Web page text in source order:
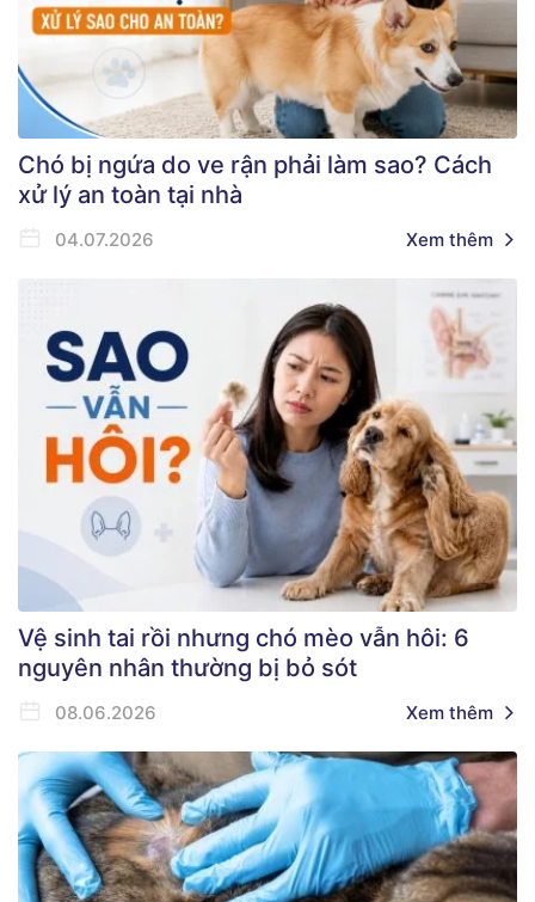
Chó bị ngứa do ve rận phải làm sao? Cách
xử lý an toàn tại nhà
04.07.2026 Xem thêm
Vệ sinh tai rồi nhưng chó mèo vẫn hôi: 6
nguyên nhân thường bị bỏ sót
08.06.2026 Xem thêm